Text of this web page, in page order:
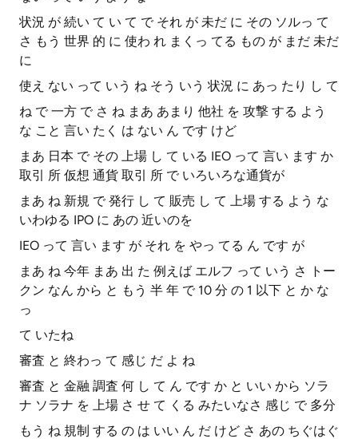
状況 が 続い て い て で それ が 未だ に その ソルっ て
さ もう 世界 的 に 使わ れ まくっ てる もの が まだ 未だ
に
使え ない って いう ね そう いう 状況 に あっ たり し て
ね で 一方 で さ ね まあ あまり 他社 を 攻撃 する よう
な こと 言い たく は ない ん です けど
まあ 日本 で その 上場 し て いる IEO って 言い ます か
取引 所 仮想 通貨 取引 所 で いろいろな通貨が
まあ ね 新規 で 発行 し て 販売 し て 上場 する よう な
いわゆる IPO に あの 近いのを
IEO って 言い ます が それ を やっ てる ん です が
まあ ね 今年 まあ 出 た 例えば エルフ って いう さ トー
クン なん から と もう 半 年 で 10 分 の 1 以下 と か な
っ
て いたね
審査 と 終わっ て 感じ だ よ ね
審査 と 金融 調査 何 し て ん です か と いい から ソラ
ナ ソラナ を 上場 さ せ て くる みたいなさ 感じ で 多分
もう ね 規制 する の は いい ん だ けど さ あの ちぐはぐ